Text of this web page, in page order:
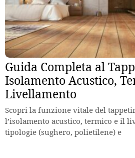
Guida Completa al
Isolamento Acustico,
Livellamento
Scopri la funzione vitale del
l’isolamento acustico, termico e il
tipologie (sughero, polietilene) e